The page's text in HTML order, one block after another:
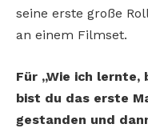
seine erste große
an einem Filmset.
Für „Wie ich lernte,
bist du das erste
gestanden und